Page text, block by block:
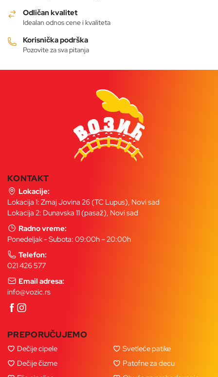
Odličan kvalitet
Idealan odnos cene i kvaliteta
Korisnička podrška
Pozovite za sva pitanja
KONTAKT
Lokacije:
Lokacija 1: Zmaj Jovina 26 (TC Lupus), Novi sad
Lokacija 2: Dunavska 11 (pasaž), Novi sad
Radno vreme:
Ponedeljak - Subota: 09:00h – 20:00h
Telefon:
021 426 577
Email adresa:
info@vozic.rs
PREPORUČUJEMO
Dečije cipele
Dečije čizme
Svetleće patike
Patofne za decu